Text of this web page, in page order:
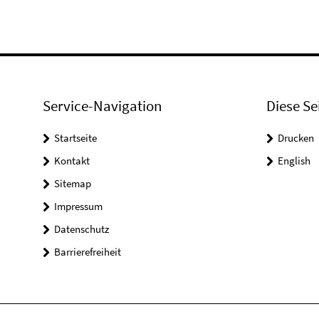
Service-Navigation
Startseite
Kontakt
Sitemap
Impressum
Datenschutz
Barrierefreiheit
Diese
Drucken
English